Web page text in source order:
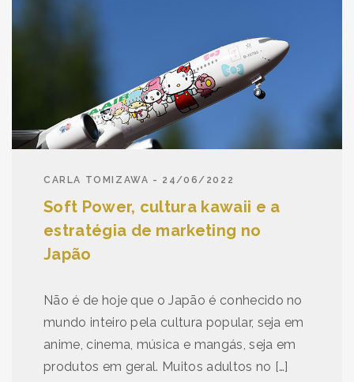
CARLA TOMIZAWA - 24/06/2022
Soft Power, cultura kawaii e a
estratégia de marketing no
Japão
Não é de hoje que o Japão é conhecido no
mundo inteiro pela cultura popular, seja em
anime, cinema, música e mangás, seja em
produtos em geral. Muitos adultos no […]